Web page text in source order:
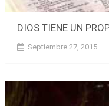
DIOS TIENE UN
Septiembre 27, 2015